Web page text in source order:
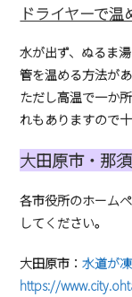
ドライヤーで温
水が出ず、ぬるま
管を温める方法があ
ただし高温で一か
れもありますので
大田原市・那
各市役所のホーム
してください。
大田原市：水道が
https://